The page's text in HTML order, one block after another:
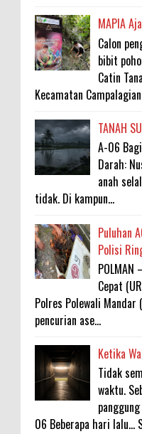
MAPIA
Calon
bibit
Catin
Kecamatan
TANAH
A-06
Darah:
anah
tidak. Di kampun...
Puluhan
Polisi
Cepat
Polres Polewali Mandar
pencurian ase...
Ketika
Tidak
waktu.
06 Beberapa hari lalu...